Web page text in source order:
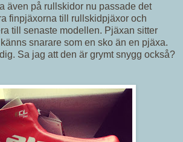
även på rullskidor nu passade det
finpjäxorna till rullskidpjäxor och
till senaste modellen. Pjäxan sitter
snarare som en sko än en pjäxa.
Sa jag att den är grymt snygg också?